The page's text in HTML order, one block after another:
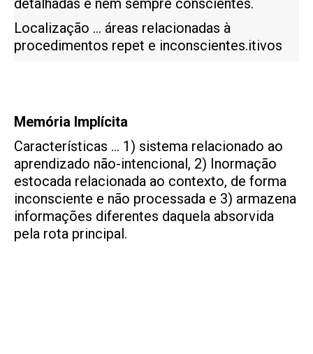
detalhadas e nem sempre conscientes.
Localização … áreas relacionadas à
procedimentos repet e inconscientes.itivos
Memória Implícita
Características … 1) sistema relacionado ao
aprendizado não-intencional, 2) Inormação
estocada relacionada ao contexto, de forma
inconsciente e não processada e 3) armazena
informações diferentes daquela absorvida
pela rota principal.